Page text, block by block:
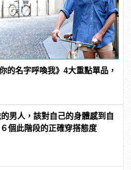
的名字呼喚我》4大重點單品，
男人，該對自己的身體感到自
個此階段的正確穿搭態度